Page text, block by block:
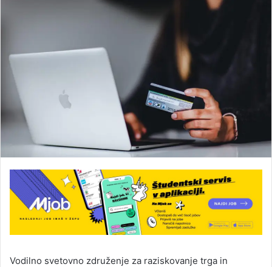
Vodilno svetovno združenje za raziskovanje trga in